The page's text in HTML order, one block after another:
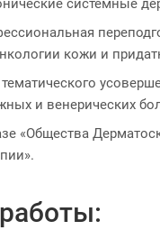
системные
кожи и
тематического
и венерических
«Общества